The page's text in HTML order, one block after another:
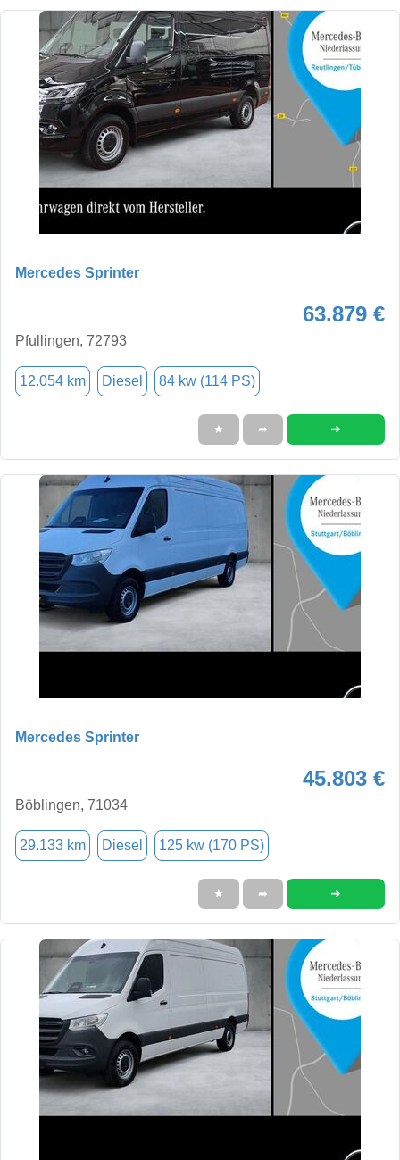
Mercedes Sprinter
63.879 €
Pfullingen, 72793
12.054 km Diesel 84 kw (114 PS)
★ ➦ ➜
Mercedes Sprinter
45.803 €
Böblingen, 71034
29.133 km Diesel 125 kw (170 PS)
★ ➦ ➜